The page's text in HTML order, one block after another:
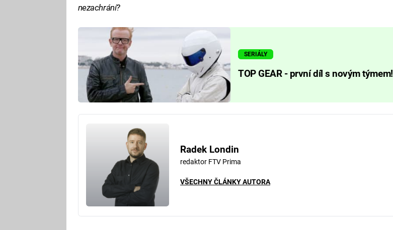
nezachrání?
SERIÁLY
TOP GEAR - první díl s novým týmem!
Radek Londin
redaktor FTV Prima
VŠECHNY ČLÁNKY AUTORA